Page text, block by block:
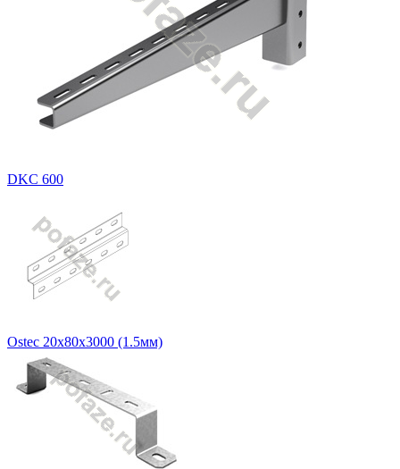
DKC 600
Ostec 20х80х3000 (1.5мм)